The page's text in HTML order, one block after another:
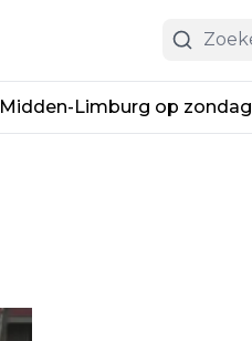
Midden-Limburg op zondag